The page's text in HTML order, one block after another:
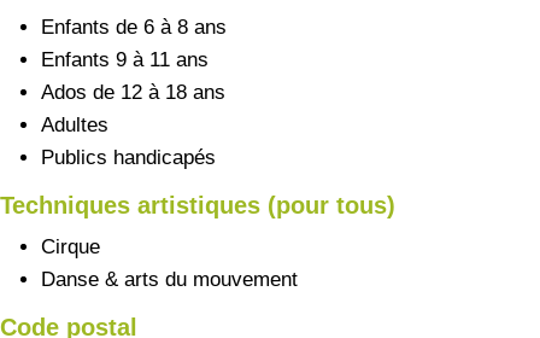
Enfants de 6 à 8 ans
Enfants 9 à 11 ans
Ados de 12 à 18 ans
Adultes
Publics handicapés
Techniques artistiques (pour tous)
Cirque
Danse & arts du mouvement
Code postal